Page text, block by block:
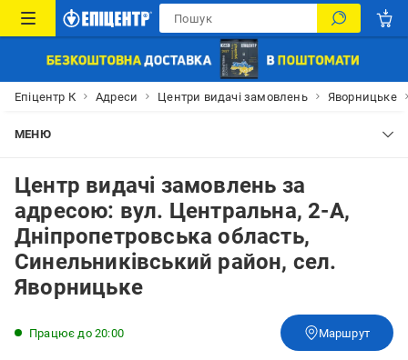
Епіцентр К Адреси Центри видачі замовлень Яворницьке
МЕНЮ
Центр видачі замовлень за
адресою: вул. Центральна, 2-А,
Дніпропетровська область,
Синельниківський район, сел.
Яворницьке
Працює до 20:00 Маршрут